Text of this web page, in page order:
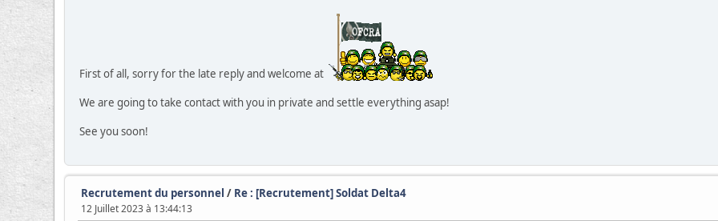
First of all, sorry for the late reply and welcome at
We are going to take contact with you in private and settle everything asap!
See you soon!
Recrutement du personnel / Re : [Recrutement] Soldat Delta4
12 Juillet 2023 à 13:44:13